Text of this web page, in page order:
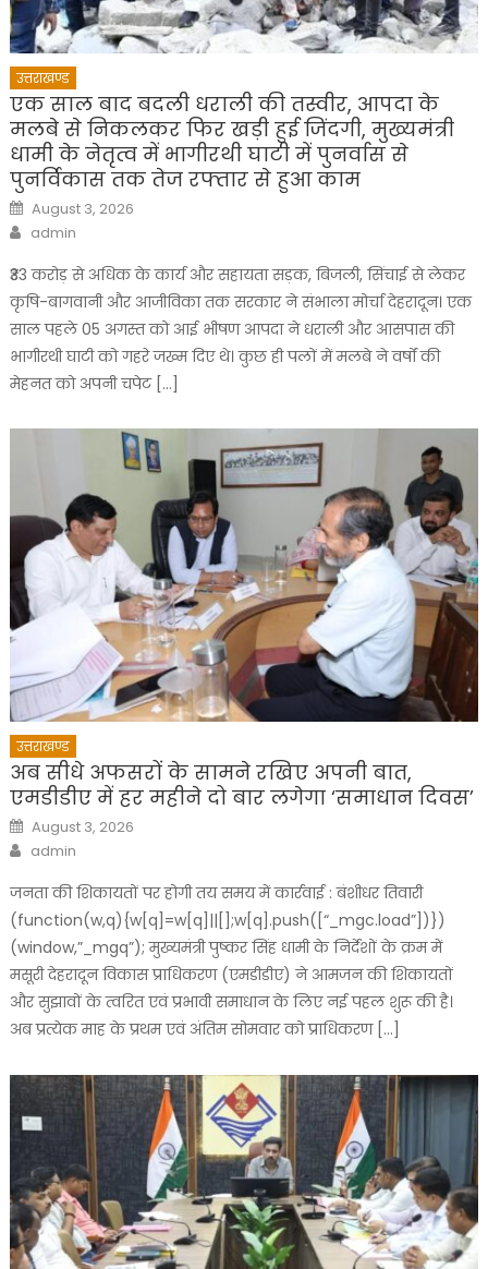
उत्तराखण्ड
एक साल बाद बदली धराली की तस्वीर, आपदा के
मलबे से निकलकर फिर खड़ी हुई जिंदगी, मुख्यमंत्री
धामी के नेतृत्व में भागीरथी घाटी में पुनर्वास से
पुनर्विकास तक तेज रफ्तार से हुआ काम
Posted
on
August 3, 2026
Author
admin
₹33 करोड़ से अधिक के कार्य और सहायता सड़क, बिजली, सिंचाई से लेकर
कृषि-बागवानी और आजीविका तक सरकार ने संभाला मोर्चा देहरादून। एक
साल पहले 05 अगस्त को आई भीषण आपदा ने धराली और आसपास की
भागीरथी घाटी को गहरे जख्म दिए थे। कुछ ही पलों में मलबे ने वर्षों की
मेहनत को अपनी चपेट […]
उत्तराखण्ड
अब सीधे अफसरों के सामने रखिए अपनी बात,
एमडीडीए में हर महीने दो बार लगेगा ‘समाधान दिवस’
Posted
on
August 3, 2026
Author
admin
जनता की शिकायतों पर होगी तय समय में कार्रवाई : बंशीधर तिवारी
(function(w,q){w[q]=w[q]||[];w[q].push([“_mgc.load”])})
(window,”_mgq”); मुख्यमंत्री पुष्कर सिंह धामी के निर्देशों के क्रम में
मसूरी देहरादून विकास प्राधिकरण (एमडीडीए) ने आमजन की शिकायतों
और सुझावों के त्वरित एवं प्रभावी समाधान के लिए नई पहल शुरू की है।
अब प्रत्येक माह के प्रथम एवं अंतिम सोमवार को प्राधिकरण […]